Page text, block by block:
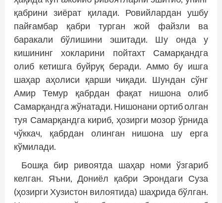
қабрини зиёрат қилади. Ровийлардан ушбу
пайғамбар қаб­­ри турган жой файзли ва
баракали бўлишини эшитади. Шу онда у
кишининг хокларини пойтахт Самарқандга
олиб кетишга буйруқ беради. Аммо бу ишга
шаҳар аҳолиси қарши чиқади. Шундан сўнг
Амир Темур қабрдан фақат нишона олиб
Самарқандга жўнатади. Нишонани ортиб олган
туя Самарқандга кириб, ҳозирги мозор ўрнида
чўккач, қабрдан олинган нишона шу ерга
кўмилади.
Бошқа бир ривоятда шаҳар номи ўзгариб
келган. Яъни, Дониёл қабри Эрондаги Суза
(ҳозирги Хузистон вилоятида) шаҳрида бўлган.